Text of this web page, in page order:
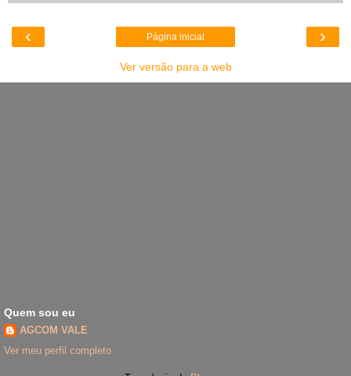
‹ ›
Página inicial
Ver versão para a web
Quem sou eu
AGCOM VALE
Ver meu perfil completo